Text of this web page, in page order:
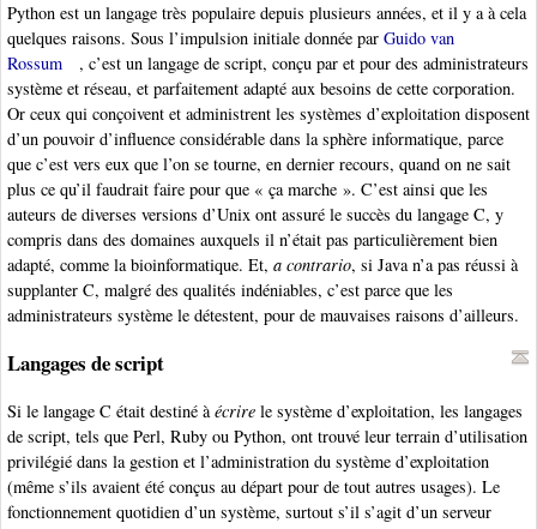
Python est un langage très populaire depuis plusieurs années, et il y a à cela
quelques raisons. Sous l’impulsion initiale donnée par Guido van
Rossum
, c’est un langage de script, conçu par et pour des administrateurs
système et réseau, et parfaitement adapté aux besoins de cette corporation.
Or ceux qui conçoivent et administrent les systèmes d’exploitation disposent
d’un pouvoir d’influence considérable dans la sphère informatique, parce
que c’est vers eux que l’on se tourne, en dernier recours, quand on ne sait
plus ce qu’il faudrait faire pour que « ça marche ». C’est ainsi que les
auteurs de diverses versions d’Unix ont assuré le succès du langage C, y
compris dans des domaines auxquels il n’était pas particulièrement bien
adapté, comme la bioinformatique. Et, a contrario, si Java n’a pas réussi à
supplanter C, malgré des qualités indéniables, c’est parce que les
administrateurs système le détestent, pour de mauvaises raisons d’ailleurs.
Langages de script
Si le langage C était destiné àécrire le système d’exploitation, les langages
de script, tels que Perl, Ruby ou Python, ont trouvé leur terrain d’utilisation
privilégié dans la gestion et l’administration du système d’exploitation
(même s’ils avaient été conçus au départ pour de tout autres usages). Le
fonctionnement quotidien d’un système, surtout s’il s’agit d’un serveur